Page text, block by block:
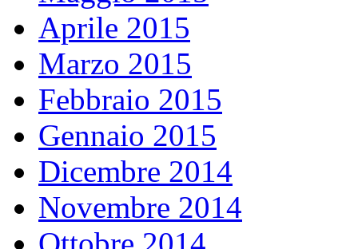
Aprile 2015
Marzo 2015
Febbraio 2015
Gennaio 2015
Dicembre 2014
Novembre 2014